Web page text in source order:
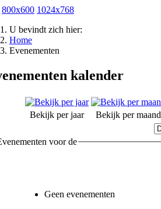
800x600 1024x768
U bevindt zich hier:
Home
Evenementen
kalender
Bekijk per jaar Bekijk per maand
voor de
Geen evenementen